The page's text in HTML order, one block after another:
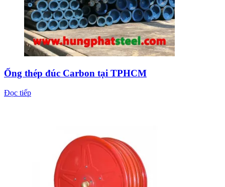
Ống thép đúc Carbon tại TPHCM
Đọc tiếp